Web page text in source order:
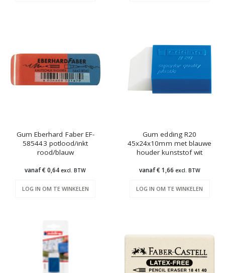
Gum Eberhard Faber EF-
585443 potlood/inkt
rood/blauw
vanaf € 0,64excl. BTW
LOG IN OM TE WINKELEN
Gum edding R20
45x24x10mm met blauwe
houder kunststof wit
vanaf € 1,66 excl. BTW
LOG IN OM TE WINKELEN